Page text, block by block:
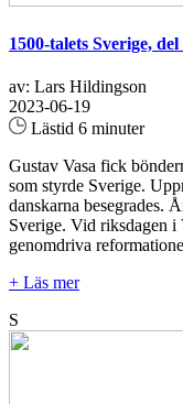
1500-talets Sverige,
av: Lars Hildingson
2023-06-19
Lästid 6 minuter
Gustav Vasa fick
som styrde Sverige.
danskarna besegrades.
Sverige. Vid riksdagen i
genomdriva
+ Läs mer
S